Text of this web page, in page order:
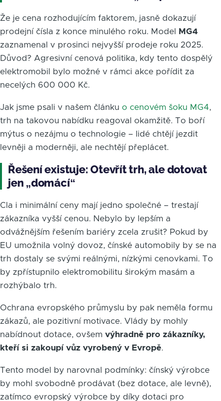
Že je cena rozhodujícím faktorem, jasně dokazují
prodejní čísla z konce minulého roku. Model
MG4
zaznamenal v prosinci nejvyšší prodeje roku 2025.
Důvod? Agresivní cenová politika, kdy tento dospělý
elektromobil bylo možné v rámci akce pořídit za
necelých 600 000 Kč.
Jak jsme psali v našem článku o cenovém šoku MG4,
trh na takovou nabídku reagoval okamžitě. To boří
mýtus o nezájmu o technologie – lidé chtějí jezdit
levněji a moderněji, ale nechtějí přeplácet.
Řešení existuje: Otevřít trh, ale dotovat
jen „domácí“
Cla i minimální ceny mají jedno společné – trestají
zákazníka vyšší cenou. Nebylo by lepším a
odvážnějším řešením bariéry zcela zrušit? Pokud by
EU umožnila volný dovoz, čínské automobily by se na
trh dostaly se svými reálnými, nízkými cenovkami. To
by zpřístupnilo elektromobilitu širokým masám a
rozhýbalo trh.
Ochrana evropského průmyslu by pak neměla formu
zákazů, ale pozitivní motivace. Vlády by mohly
nabídnout dotace, ovšem výhradně pro zákazníky,
kteří si zakoupí vůz vyrobený v Evropě.
Tento model by narovnal podmínky: čínský výrobce
by mohl svobodně prodávat (bez dotace, ale levně),
zatímco evropský výrobce by díky dotaci pro